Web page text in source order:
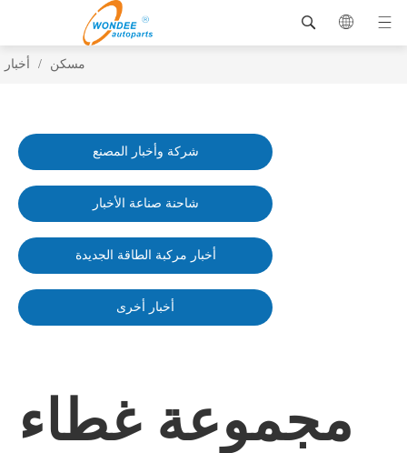
مسكن / أخبار
شركة وأخبار المصنع
شاحنة صناعة الأخبار
أخبار مركبة الطاقة الجديدة
أخبار أخرى
مجموعة غطاء